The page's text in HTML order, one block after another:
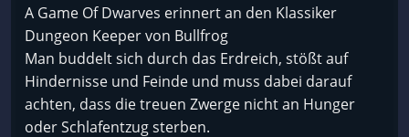
A Game Of Dwarves erinnert an den Klassiker
Dungeon Keeper von Bullfrog
Man buddelt sich durch das Erdreich, stößt auf
Hindernisse und Feinde und muss dabei darauf
achten, dass die treuen Zwerge nicht an Hunger
oder Schlafentzug sterben.